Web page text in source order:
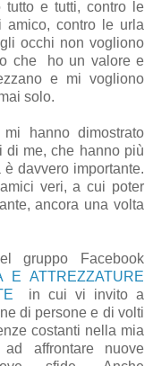
tutto e tutti, contro le
amico, contro le urla
occhi non vogliono
che ho un valore e
e mi vogliono
solo.
hanno dimostrato
di me, che hanno più
davvero importante.
veri, a cui poter
ancora una volta
gruppo Facebook
E ATTREZZATURE
in cui vi invito a
di persone e di volti
costanti nella mia
affrontare nuove